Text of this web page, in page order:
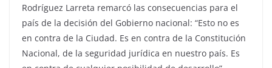
Rodríguez Larreta remarcó las consecuencias para el
país de la decisión del Gobierno nacional: “Esto no es
en contra de la Ciudad. Es en contra de la Constitución
Nacional, de la seguridad jurídica en nuestro país. Es